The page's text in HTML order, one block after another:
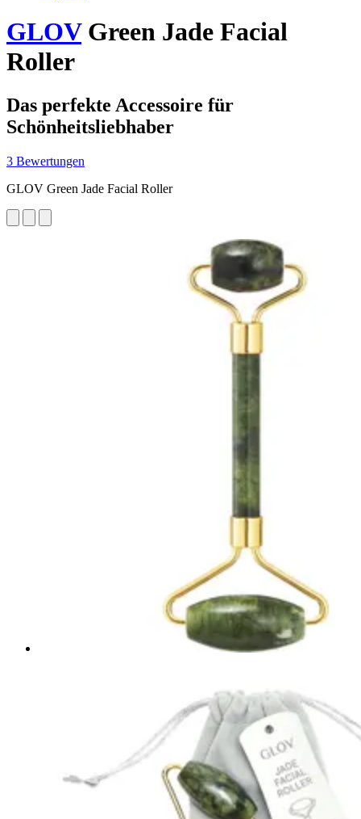
GLOVGreen Jade Facial
Roller
Das perfekte Accessoire für
Schönheitsliebhaber
3 Bewertungen
GLOV Green Jade Facial Roller